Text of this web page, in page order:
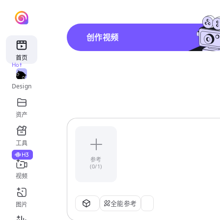
首页
Design
Hot
资产
工具
视频
H3
图片
创作视频
参考
(0/1)
全能参考